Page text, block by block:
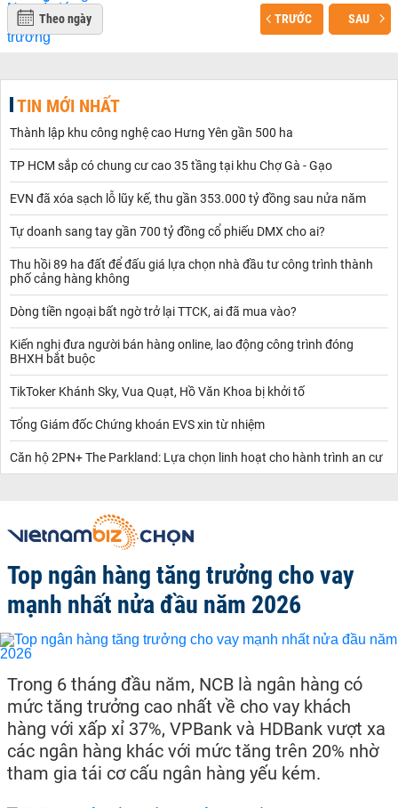
Theo ngày TRƯỚC SAU
TIN MỚI NHẤT
Thành lập khu công nghệ cao Hưng Yên gần 500 ha
TP HCM sắp có chung cư cao 35 tầng tại khu Chợ Gà - Gạo
EVN đã xóa sạch lỗ lũy kế, thu gần 353.000 tỷ đồng sau nửa năm
Tự doanh sang tay gần 700 tỷ đồng cổ phiếu DMX cho ai?
Thu hồi 89 ha đất để đấu giá lựa chọn nhà đầu tư công trình thành
phố cảng hàng không
Dòng tiền ngoại bất ngờ trở lại TTCK, ai đã mua vào?
Kiến nghị đưa người bán hàng online, lao động công trình đóng
BHXH bắt buộc
TikToker Khánh Sky, Vua Quạt, Hồ Văn Khoa bị khởi tố
Tổng Giám đốc Chứng khoán EVS xin từ nhiệm
Căn hộ 2PN+ The Parkland: Lựa chọn linh hoạt cho hành trình an cư
Top ngân hàng tăng trưởng cho vay
mạnh nhất nửa đầu năm 2026
Trong 6 tháng đầu năm, NCB là ngân hàng có
mức tăng trưởng cao nhất về cho vay khách
hàng với xấp xỉ 37%, VPBank và HDBank vượt xa
các ngân hàng khác với mức tăng trên 20% nhờ
tham gia tái cơ cấu ngân hàng yếu kém.